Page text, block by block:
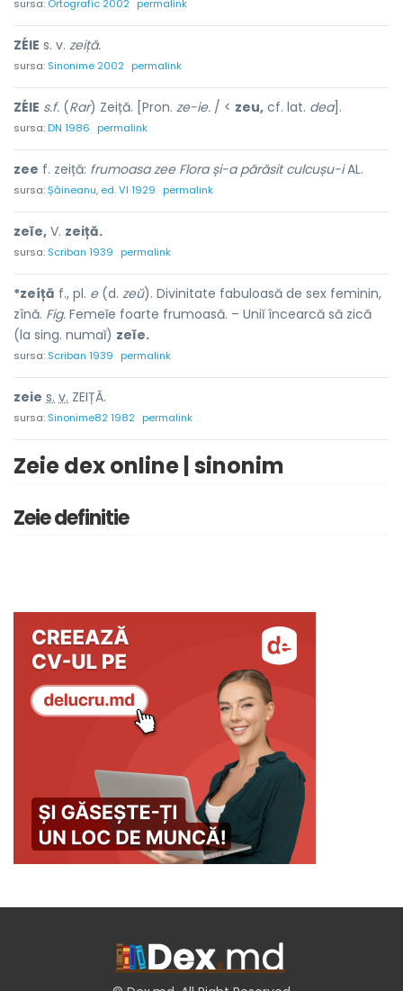
sursa: Ortografic 2002 permalink
ZÉIE s. v. zeiță.
sursa: Sinonime 2002 permalink
ZÉIE s.f. (Rar) Zeiță. [Pron. ze-ie. / < zeu, cf. lat. dea].
sursa:DN 1986 permalink
zee f. zeiță: frumoasa zee Flora și-a părăsit culcușu-iAL.
sursa:Șăineanu, ed. VI 1929 permalink
zeĭe, V. zeiță.
sursa: Scriban 1939 permalink
*zeíță f., pl. e(d. zeŭ). Divinitate fabuloasă de sex feminin,
zînă. Fig. Femeĭe foarte frumoasă. – Uniĭ încearcă să zică
(la sing. numaĭ) zeĭe.
sursa: Scriban 1939 permalink
zeie s. v. ZEIȚĂ.
sursa: Sinonime82 1982 permalink
Zeie dex online | sinonim
Zeie definitie